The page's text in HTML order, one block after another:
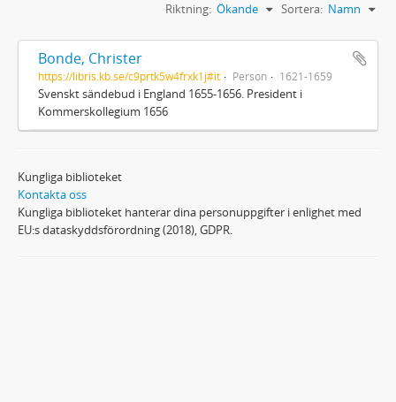
Sortera: Namn
Riktning: Ökande
Bonde, Christer
https://libris.kb.se/c9prtk5w4frxk1j#it Person 1621-1659
Svenskt sändebud i England 1655-1656. President i
Kommerskollegium 1656
Kungliga biblioteket
Kontakta oss
Kungliga biblioteket hanterar dina personuppgifter i enlighet med
EU:s dataskyddsförordning (2018), GDPR.